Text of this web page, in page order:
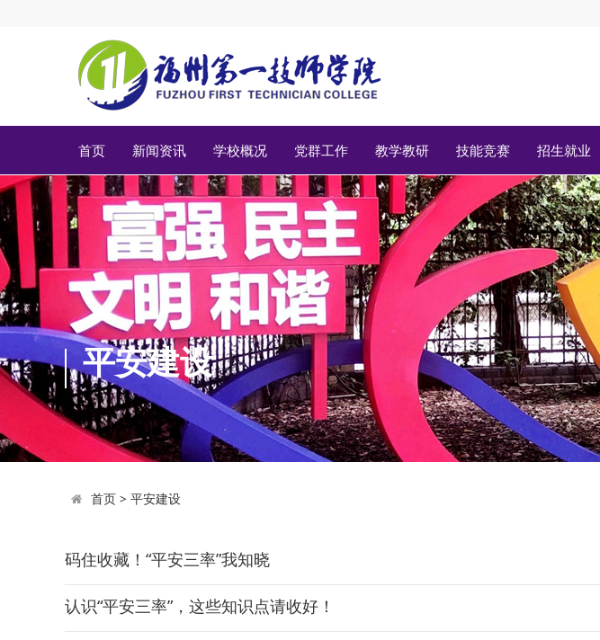
首页 新闻资讯 学校概况 党群工作 教学教研 技能竞赛 招生就业
平安建设
首页> 平安建设
码住收藏！“平安三率”我知晓
认识“平安三率”，这些知识点请收好！